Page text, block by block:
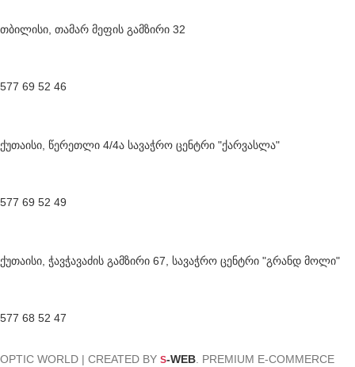
თბილისი, თამარ მეფის გამზირი 32
577 69 52 46
ქუთაისი, წერეთლი 4/4ა სავაჭრო ცენტრი "ქარვასლა"
577 69 52 49
ქუთაისი, ჭავჭავაძის გამზირი 67, სავაჭრო ცენტრი "გრანდ მოლი"
577 68 52 47
OPTIC WORLD | CREATED BY S-WEB . PREMIUM E-COMMERCE